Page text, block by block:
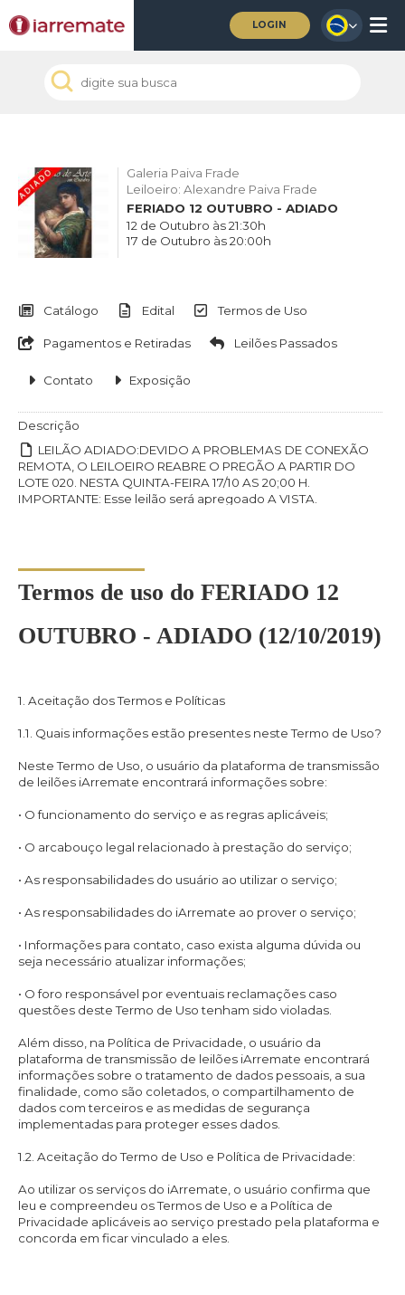
LOGIN
Galeria Paiva Frade
Leiloeiro: Alexandre Paiva Frade
FERIADO 12 OUTUBRO - ADIADO
12 de Outubro às 21:30h
17 de Outubro às 20:00h
Catálogo Edital Termos de Uso
Pagamentos e Retiradas Leilões Passados
Contato Exposição
Descrição
LEILÃO ADIADO:DEVIDO A PROBLEMAS DE CONEXÃO
REMOTA, O LEILOEIRO REABRE O PREGÃO A PARTIR DO
LOTE 020. NESTA QUINTA-FEIRA 17/10 AS 20;00 H.
IMPORTANTE: Esse leilão será apregoado A VISTA.
venda e, por via de EXECUÇÃO JUDICIAL, cobrará sua
CONTATE: (35) 3332-4150 e (35) 3331-6966.
Termos de uso do FERIADO 12
OUTUBRO - ADIADO (12/10/2019)
1. Aceitação dos Termos e Políticas
1.1. Quais informações estão presentes neste Termo de Uso?
Neste Termo de Uso, o usuário da plataforma de transmissão
de leilões iArremate encontrará informações sobre:
• O funcionamento do serviço e as regras aplicáveis;
• O arcabouço legal relacionado à prestação do serviço;
• As responsabilidades do usuário ao utilizar o serviço;
• As responsabilidades do iArremate ao prover o serviço;
• Informações para contato, caso exista alguma dúvida ou
seja necessário atualizar informações;
• O foro responsável por eventuais reclamações caso
questões deste Termo de Uso tenham sido violadas.
Além disso, na Política de Privacidade, o usuário da
plataforma de transmissão de leilões iArremate encontrará
informações sobre o tratamento de dados pessoais, a sua
finalidade, como são coletados, o compartilhamento de
dados com terceiros e as medidas de segurança
implementadas para proteger esses dados.
1.2. Aceitação do Termo de Uso e Política de Privacidade:
Ao utilizar os serviços do iArremate, o usuário confirma que
leu e compreendeu os Termos de Uso e a Política de
Privacidade aplicáveis ao serviço prestado pela plataforma e
concorda em ficar vinculado a eles.